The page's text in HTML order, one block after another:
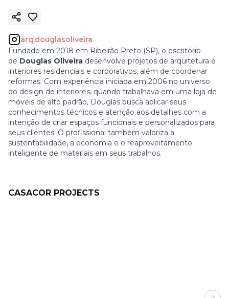
Copy ink
arq.douglasoliveira
Fundado em 2018 em Ribeirão Preto (SP), o escritório
de Douglas Oliveira desenvolve projetos de arquitetura e
interiores residenciais e corporativos, além de coordenar
reformas. Com experiência iniciada em 2006 no universo
do design de interiores, quando trabalhava em uma loja de
móveis de alto padrão, Douglas busca aplicar seus
conhecimentos técnicos e atenção aos detalhes com a
intenção de criar espaços funcionais e personalizados para
seus clientes. O profissional também valoriza a
sustentabilidade, a economia e o reaproveitamento
inteligente de materiais em seus trabalhos.
CASACOR PROJECTS